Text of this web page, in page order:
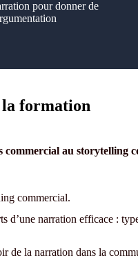
pour donner de
formation
commercial au storytelling
commercial.
d’une narration efficace :
de la narration dans la